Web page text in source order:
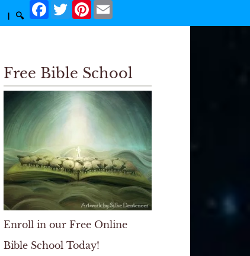
| 🔍
Facebook
TwitterPinterest
Free Bible School
Enroll in our Free Online
Bible School Today!